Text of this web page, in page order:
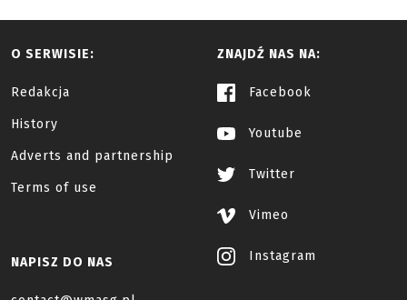
O SERWISIE:
Redakcja
History
Adverts and partnership
Terms of use
ZNAJDŹ NAS NA:
Facebook
Youtube
Twitter
Vimeo
Instagram
NAPISZ DO NAS